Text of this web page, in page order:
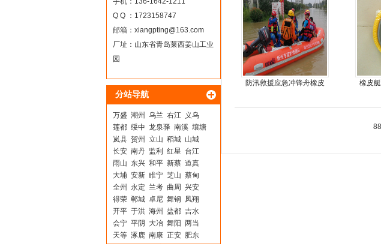
Q Q ：1723158747
邮箱： xiangpting@163.com
厂址：山东省青岛莱西姜山工业
园
分站导航
万盛 潮州 乌兰 右江
义乌
莲都 绥中 龙泉驿 南溪 壤塘
岚县 贺州 立山 稻城 山城
长安 南丹 监利 红星 台江
雨山 东兴 和平 新蔡 道真
大埔 安新 睢宁 芝山 蔡甸
全州 永定 兰考 曲周 兴安
得荣 郸城 卓尼 舞钢 凤翔
开平 于洪 海州 盐都 吉水
会宁 平阴 大冶 舞阳 两当
天等 涿鹿 南康 正安 肥东
防汛救援应急冲锋舟橡皮
橡皮